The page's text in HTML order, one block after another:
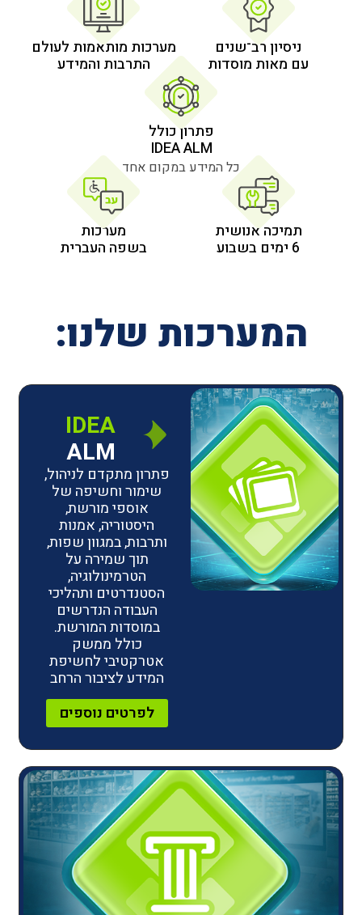
מוסדות
מערכות מותאמות לעולם
התרבות והמידע
כל המידע במקום אחד
מערכות
בשפה העברית
שלנו:
IDEA
ALM
פתרון מתקדם לניהול,
שימור וחשיפה של
אוספי מורשת,
היסטוריה, אמנות
ותרבות, במגוון שפות,
תוך שמירה על
הטרמינולוגיה,
הסטנדרטים ותהליכי
העבודה הנדרשים
במוסדות המורשת.
אטרקטיבי לחשיפת
המידע לציבור הרחב